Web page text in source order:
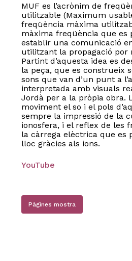
MUF es l’acrònim de
utilitzable (Maximum
freqüència màxima
màxima freqüència que
establir una comunicació
utilitzant la propagació por
Partint d’aquesta idea es
la peça, que es construeix
sons que van d’un punt a
interpretada amb visuals
Jordà per a la pròpia obra.
moviment el so i el pols
sempre la impressió de la
ionosfera, i el reflex de les
la càrrega elèctrica que es
lloc gràcies als ions.
YouTube
Pàgines mostra